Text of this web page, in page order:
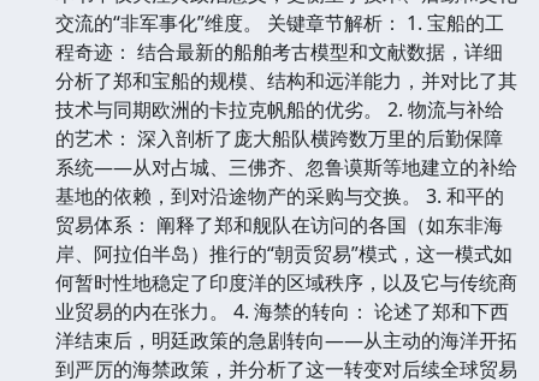
交流的“非军事化”维度。 关键章节解析： 1. 宝船的工
程奇迹： 结合最新的船舶考古模型和文献数据，详细
分析了郑和宝船的规模、结构和远洋能力，并对比了其
技术与同期欧洲的卡拉克帆船的优劣。 2. 物流与补给
的艺术： 深入剖析了庞大船队横跨数万里的后勤保障
系统——从对占城、三佛齐、忽鲁谟斯等地建立的补给
基地的依赖，到对沿途物产的采购与交换。 3. 和平的
贸易体系： 阐释了郑和舰队在访问的各国（如东非海
岸、阿拉伯半岛）推行的“朝贡贸易”模式，这一模式如
何暂时性地稳定了印度洋的区域秩序，以及它与传统商
业贸易的内在张力。 4. 海禁的转向： 论述了郑和下西
洋结束后，明廷政策的急剧转向——从主动的海洋开拓
到严厉的海禁政策，并分析了这一转变对后续全球贸易